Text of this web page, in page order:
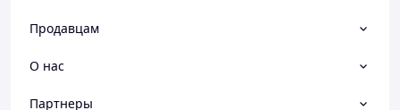
Продавцам
О нас
Партнеры